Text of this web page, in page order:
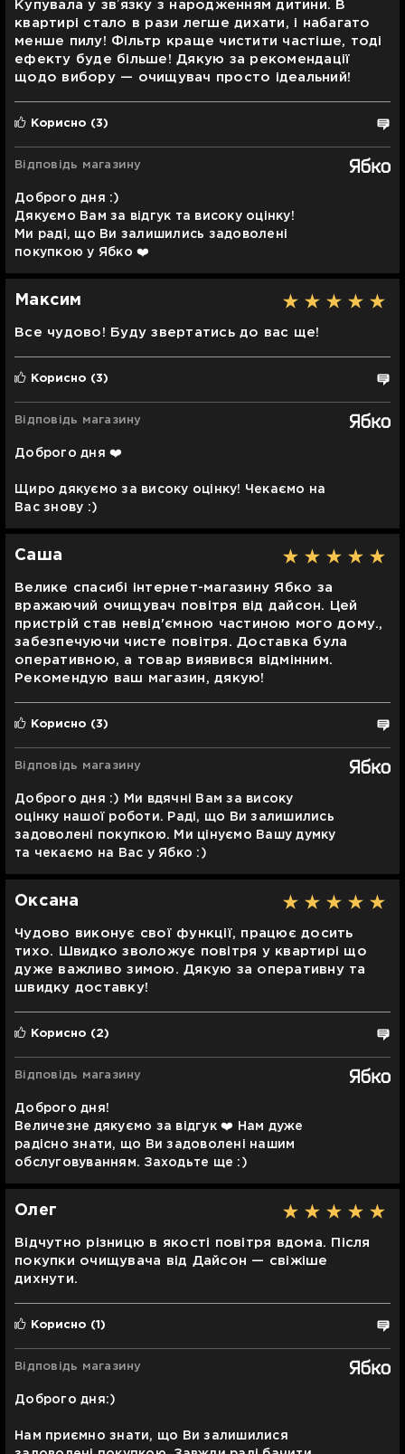
Купувала у звʼязку з народженням дитини. В
квартирі стало в рази легше дихати, і набагато
менше пилу! Фільтр краще чистити частіше, тоді
ефекту буде більше! Дякую за рекомендації
щодо вибору — очищувач просто ідеальний!
Корисно (3)
Відповідь магазину
Доброго дня :)
Дякуємо Вам за відгук та високу оцінку!
Ми раді, що Ви залишились задоволені
покупкою у Ябко ❤️
Максим
Все чудово! Буду звертатись до вас ще!
Корисно (3)
Відповідь магазину
Доброго дня ❤️
Щиро дякуємо за високу оцінку! Чекаємо на
Вас знову :)
Саша
Велике спасибі інтернет-магазину Ябко за
вражаючий очищувач повітря від дайсон. Цей
пристрій став невід'ємною частиною мого дому.,
забезпечуючи чисте повітря. Доставка була
оперативною, а товар виявився відмінним.
Рекомендую ваш магазин, дякую!
Корисно (3)
Відповідь магазину
Доброго дня :) Ми вдячні Вам за високу
оцінку нашої роботи. Раді, що Ви залишились
задоволені покупкою. Ми цінуємо Вашу думку
та чекаємо на Вас у Ябко :)
Оксана
Чудово виконує свої функції, працює досить
тихо. Швидко зволожує повітря у квартирі що
дуже важливо зимою. Дякую за оперативну та
швидку доставку!
Корисно (2)
Відповідь магазину
Доброго дня!
Величезне дякуємо за відгук ❤️ Нам дуже
радісно знати, що Ви задоволені нашим
обслуговуванням. Заходьте ще :)
Олег
Відчутно різницю в якості повітря вдома. Після
покупки очищувача від Дайсон — свіжіше
дихнути.
Корисно (1)
Відповідь магазину
Доброго дня:)
Нам приємно знати, що Ви залишилися